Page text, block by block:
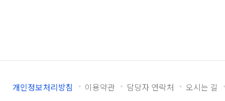
개인정보처리방침 이용약관 담당자 연락처 오시는 길